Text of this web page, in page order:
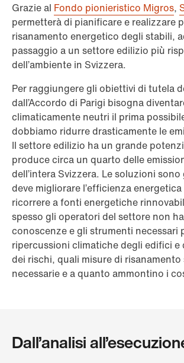
Grazie al Fondo pionieristico Migros,
permetterà di pianificare e realizzare
risanamento energetico degli stabili,
passaggio a un settore edilizio più
dell’ambiente in Svizzera.
Per raggiungere gli obiettivi di tutela
dall’Accordo di Parigi bisogna
climaticamente neutri il prima
dobbiamo ridurre drasticamente le
Il settore edilizio ha un grande
produce circa un quarto delle
dell’intera Svizzera. Le soluzioni
deve migliorare l’efficienza
ricorrere a fonti energetiche
spesso gli operatori del settore non
conoscenze e gli strumenti necessari
ripercussioni climatiche degli edifici e
dei rischi, quali misure di risanamento
necessarie e a quanto ammontino i
Dall’analisi